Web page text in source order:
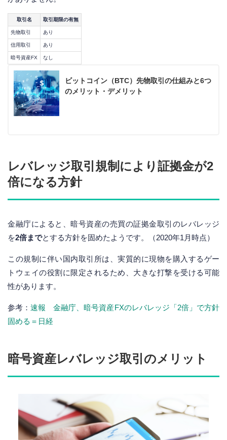
取引名 取引期限の有無
先物取引 あり
信用取引 あり
暗号資産FX なし
ビットコイン（BTC）先物取引の仕組みと6つ
のメリット・デメリット
レバレッジ取引規制により証拠金が2
倍になる方針
金融庁によると、暗号資産の売買の証拠金取引のレバレッジ
を2倍までとする方針を固めたようです。（2020年1月時点）
この規制に伴い国内取引所は、実質的に現物を購入するゲー
トウェイの役割に限定されるため、大きな打撃を受ける可能
性があります。
参考：速報 金融庁、暗号資産FXのレバレッジ「2倍」で方針
固める＝日経
暗号資産レバレッジ取引のメリット